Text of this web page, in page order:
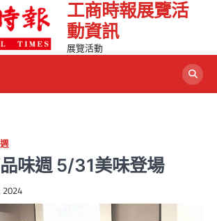
工商時報展覽活
動資訊
展覽活動
味週 5/31美味登場
2024